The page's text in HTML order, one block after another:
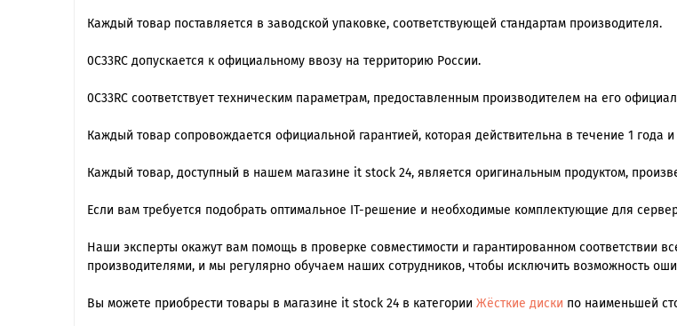
Каждый товар поставляется в заводской упаковке, соответствующей стандартам производителя.
0C33RC допускается к официальному ввозу на территорию России.
0C33RC cоответствует техническим параметрам, предоставленным производителем на его
Каждый товар сопровождается официальной гарантией, которая действительна в течение 1 года
Каждый товар, доступный в нашем магазине it stock 24, является оригинальным продуктом,
Если вам требуется подобрать оптимальное IT-решение и необходимые комплектующие для
Наши эксперты окажут вам помощь в проверке совместимости и гарантированном соответствии
производителями, и мы регулярно обучаем наших сотрудников, чтобы исключить возможность
Вы можете приобрести товары в магазине it stock 24 в категории Жёсткие диски по наименьшей